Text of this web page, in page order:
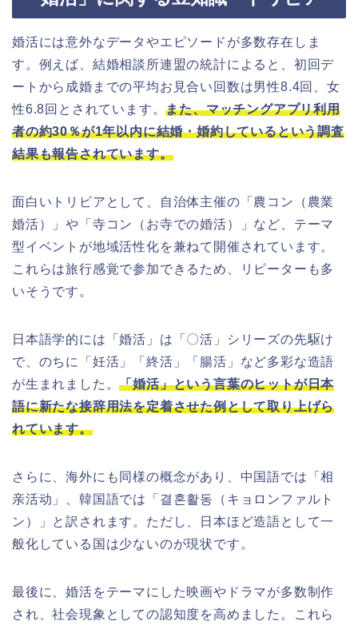
婚活には意外なデータやエピソードが多数存在しま
す。例えば、結婚相談所連盟の統計によると、初回デ
ートから成婚までの平均お見合い回数は男性8.4回、女
性6.8回とされています。また、マッチングアプリ利用
者の約30％が1年以内に結婚・婚約しているという調査
結果も報告されています。
面白いトリビアとして、自治体主催の「農コン（農業
婚活）」や「寺コン（お寺での婚活）」など、テーマ
型イベントが地域活性化を兼ねて開催されています。
これらは旅行感覚で参加できるため、リピーターも多
いそうです。
日本語学的には「婚活」は「〇活」シリーズの先駆け
で、のちに「妊活」「終活」「腸活」など多彩な造語
が生まれました。「婚活」という言葉のヒットが日本
語に新たな接辞用法を定着させた例として取り上げら
れています。
さらに、海外にも同様の概念があり、中国語では「相
亲活动」、韓国語では「결혼활동（キョロンファルト
ン）」と訳されます。ただし、日本ほど造語として一
般化している国は少ないのが現状です。
最後に、婚活をテーマにした映画やドラマが多数制作
され、社会現象としての認知度を高めました。これら